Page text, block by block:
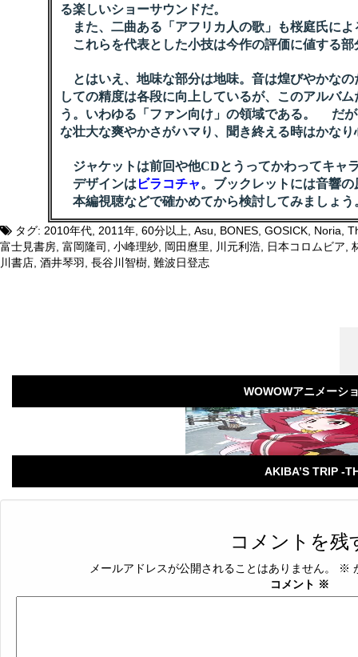
る楽しいショーサウンドだ。
また、二曲ある「アフリカ人の歌」も桜庭氏に
これらを代表とした小技は今作の評価に値する
とはいえ、地味な部分は地味。音は煌びやかな
しての精度は各段に向上しているが、このアルバ
う。いわゆる「ファン向け」の領域である。 だ
な壮大な爽やかさがハマり、聞き終える時はかな
ジャケットは前回や他CDとうってかわってキャ
デザインは ビラコチャ。ブックレットには音響
本編視聴などで確かめてから検討してみましょう
タグ: 2010年代 2011年 60分以上 Asu BONES GOSICK Noria
富士見書房 富岡隆司 小峰理紗 岡田麿里 川元利浩 日本コロムビア
川書店 酒井琴羽 長谷川智樹 難波日登志
WOWOWアニメーシ
AKIBA’S TRIP -
コメントを残
メールアドレスが公開されることはありません。 ※
コメント ※